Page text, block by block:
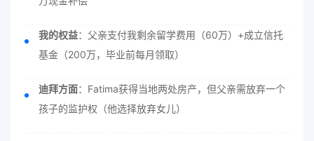
我的权益：父亲支付我剩余留学费用（60万）+成立信托
基金（200万，毕业前每月领取）
迪拜方面：Fatima获得当地两处房产，但父亲需放弃一个
孩子的监护权（他选择放弃女儿）